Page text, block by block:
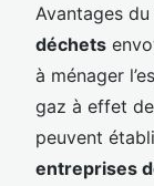
Avantages du
déchets
à ménager
gaz à effet
peuvent
entreprises